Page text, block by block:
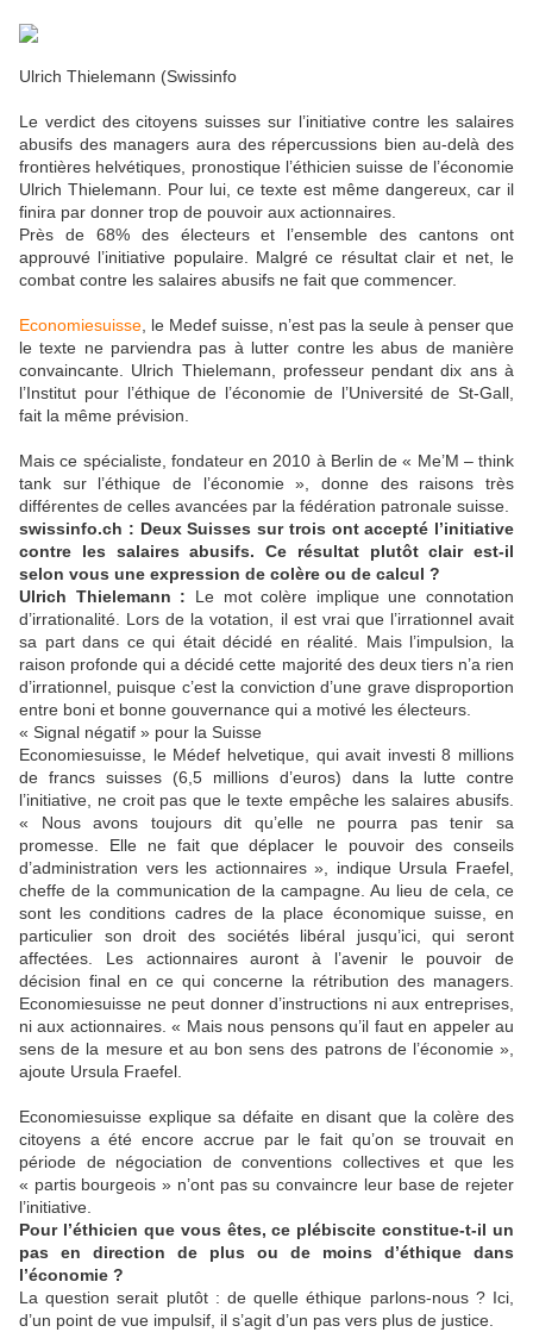
Ulrich Thielemann (Swissinfo
Le verdict des citoyens suisses sur l’initiative contre les salaires
abusifs des managers aura des répercussions bien au-delà des
frontières helvétiques, pronostique l’éthicien suisse de l’économie
Ulrich Thielemann. Pour lui, ce texte est même dangereux, car il
finira par donner trop de pouvoir aux actionnaires.
Près de 68% des électeurs et l’ensemble des cantons ont
approuvé l’initiative populaire. Malgré ce résultat clair et net, le
combat contre les salaires abusifs ne fait que commencer.
Economiesuisse , le Medef suisse, n’est pas la seule à penser que
le texte ne parviendra pas à lutter contre les abus de manière
convaincante. Ulrich Thielemann, professeur pendant dix ans à
l’Institut pour l’éthique de l’économie de l’Université de St-Gall,
fait la même prévision.
Mais ce spécialiste, fondateur en 2010 à Berlin de « Me’M – think
tank sur l’éthique de l’économie », donne des raisons très
différentes de celles avancées par la fédération patronale suisse.
swissinfo.ch : Deux Suisses sur trois ont accepté l’initiative
contre les salaires abusifs. Ce résultat plutôt clair est-il
selon vous une expression de colère ou de calcul ?
Ulrich Thielemann : Le mot colère implique une connotation
d’irrationalité. Lors de la votation, il est vrai que l’irrationnel avait
sa part dans ce qui était décidé en réalité. Mais l’impulsion, la
raison profonde qui a décidé cette majorité des deux tiers n’a rien
d’irrationnel, puisque c’est la conviction d’une grave disproportion
entre boni et bonne gouvernance qui a motivé les électeurs.
« Signal négatif » pour la Suisse
Economiesuisse, le Médef helvetique, qui avait investi 8 millions
de francs suisses (6,5 millions d’euros) dans la lutte contre
l’initiative, ne croit pas que le texte empêche les salaires abusifs.
« Nous avons toujours dit qu’elle ne pourra pas tenir sa
promesse. Elle ne fait que déplacer le pouvoir des conseils
d’administration vers les actionnaires », indique Ursula Fraefel,
cheffe de la communication de la campagne. Au lieu de cela, ce
sont les conditions cadres de la place économique suisse, en
particulier son droit des sociétés libéral jusqu’ici, qui seront
affectées. Les actionnaires auront à l’avenir le pouvoir de
décision final en ce qui concerne la rétribution des managers.
Economiesuisse ne peut donner d’instructions ni aux entreprises,
ni aux actionnaires. « Mais nous pensons qu’il faut en appeler au
sens de la mesure et au bon sens des patrons de l’économie »,
ajoute Ursula Fraefel.
Economiesuisse explique sa défaite en disant que la colère des
citoyens a été encore accrue par le fait qu’on se trouvait en
période de négociation de conventions collectives et que les
« partis bourgeois » n’ont pas su convaincre leur base de rejeter
l’initiative.
Pour l’éthicien que vous êtes, ce plébiscite constitue-t-il un
pas en direction de plus ou de moins d’éthique dans
l’économie ?
La question serait plutôt : de quelle éthique parlons-nous ? Ici,
d’un point de vue impulsif, il s’agit d’un pas vers plus de justice.